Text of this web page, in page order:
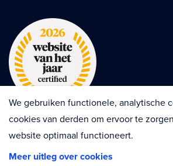
Privacy Cookies
Algemene voorwaarden
We gebruiken functionele, analytische
cookies van derden om ervoor te
website optimaal functioneert.
Meer uitleg over cookies